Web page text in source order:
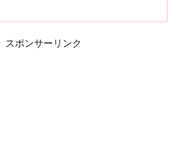
スポンサーリンク